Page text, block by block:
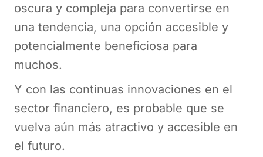
oscura y compleja para convertirse en
una tendencia, una opción accesible y
potencialmente beneficiosa para
muchos.
Y con las continuas innovaciones en el
sector financiero, es probable que se
vuelva aún más atractivo y accesible en
el futuro.